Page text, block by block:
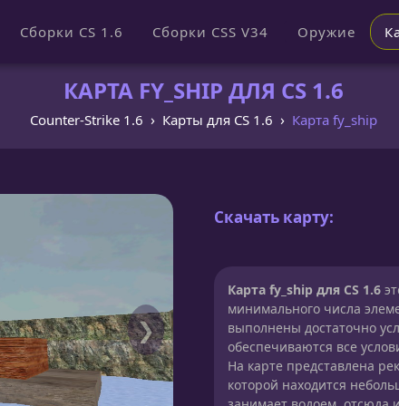
Сборки CS 1.6 Сборки CSS V34 Оружие
КАРТА FY_SHIP ДЛЯ CS 1.6
Counter-Strike 1.6 Карты для CS 1.6 Карта fy_ship
❯
Скачать карту:
Карта fy_ship для CS 1.6
минимального числа
выполнены достаточно
обеспечиваются все
На карте представлена
которой находится